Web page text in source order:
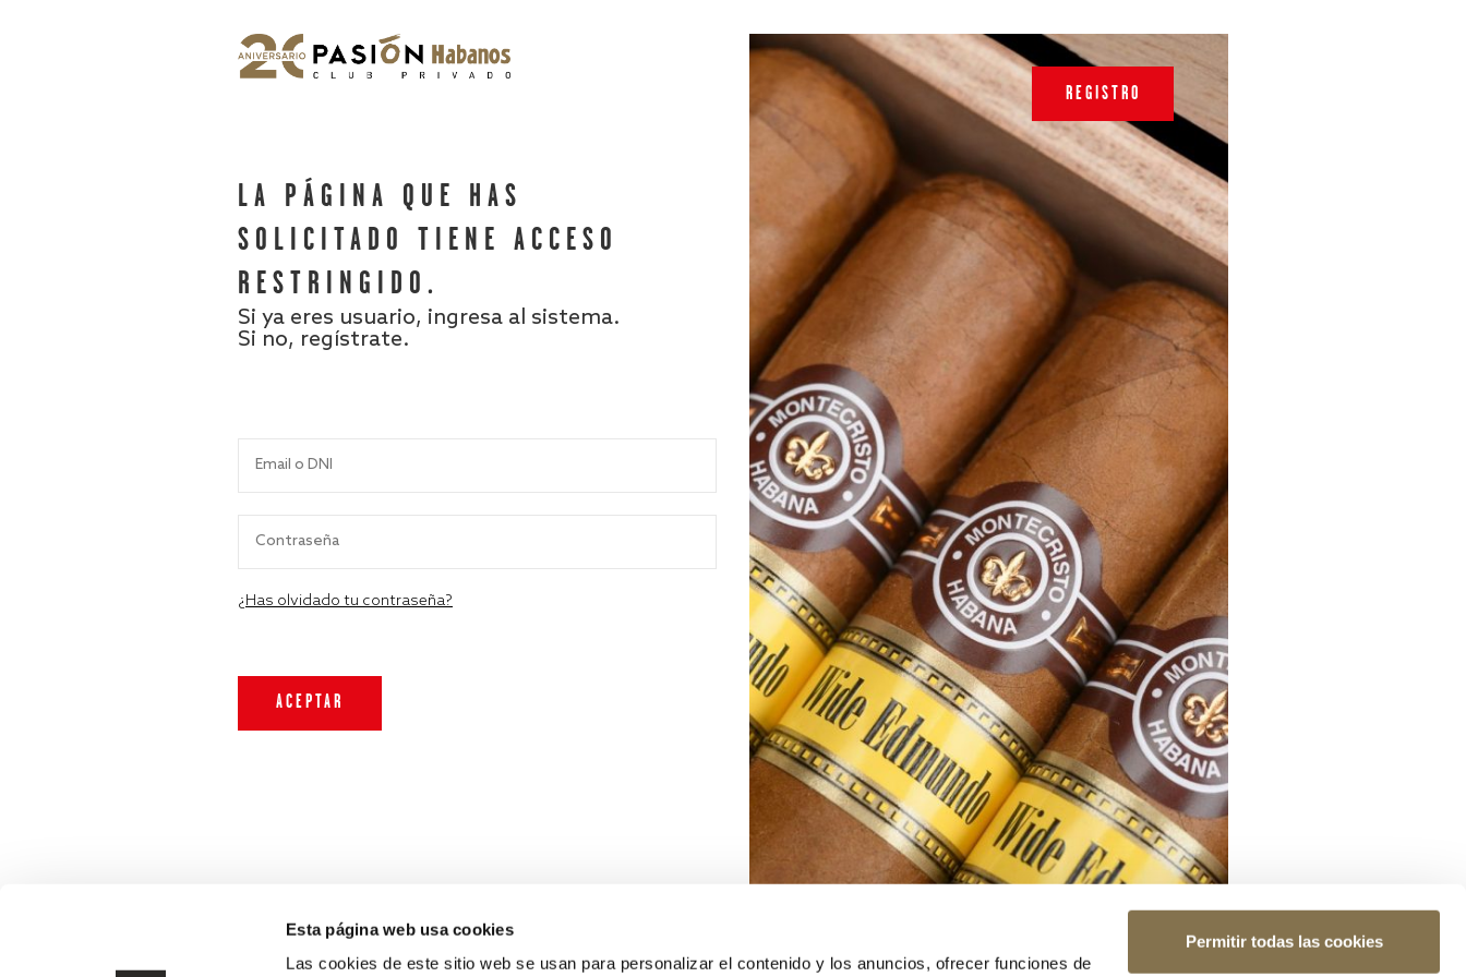
Esta página web usa cookies
Las cookies de este sitio web se usan para personalizar el contenido y los anuncios, ofrecer funciones de
Permitir todas las cookies
LA PÁGINA QUE HAS
SOLICITADO TIENE ACCESO
RESTRINGIDO.
Si ya eres usuario, ingresa al sistema.
Si no, regístrate.
¿Has olvidado tu contraseña?
REGISTRO